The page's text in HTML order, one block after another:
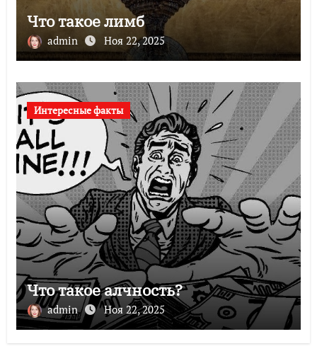
Что такое лимб
admin Ноя 22, 2025
Интересные факты
Что такое алчность?
admin Ноя 22, 2025